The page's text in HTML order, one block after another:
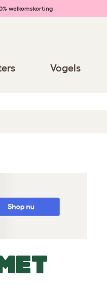
welkomskorting
Vogels